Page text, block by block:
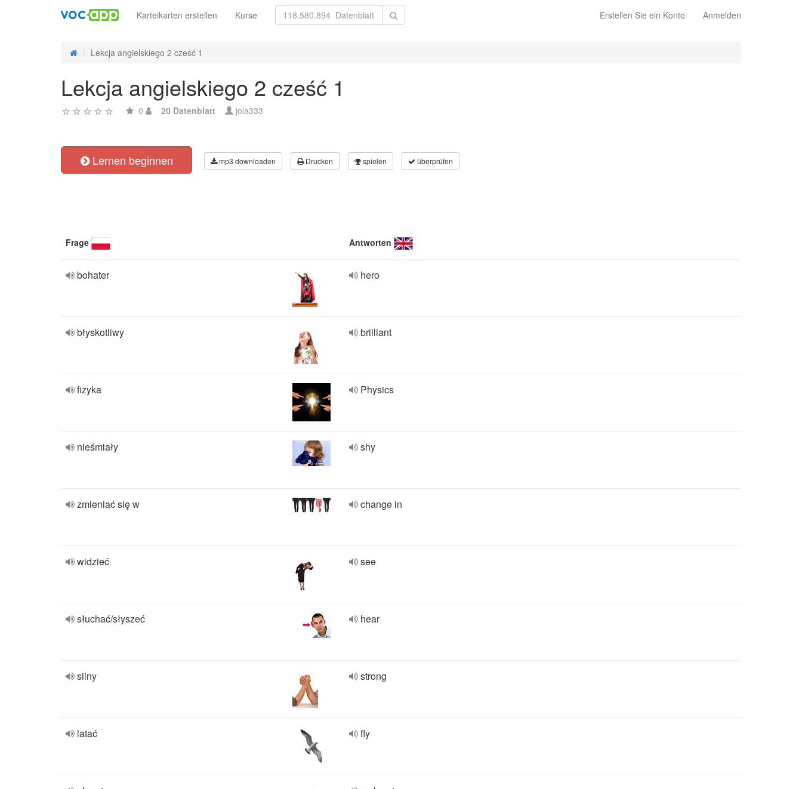
Erstellen Sie ein Konto Anmelden
Karteikarten erstellen Kurse
Lekcja angielskiego 2 cześć 1
Lekcja angielskiego 2 cześć 1
0 20 Datenblatt jola333
Lernen beginnen mp3 downloaden Drucken spielen überprüfen
Frage Antworten
bohater hero
błyskotliwy brilliant
fizyka Physics
nieśmiały shy
zmieniać się w change in
widzieć see
słuchać/słyszeć hear
silny strong
latać fly